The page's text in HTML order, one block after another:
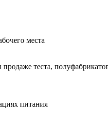
места
теста,
питания